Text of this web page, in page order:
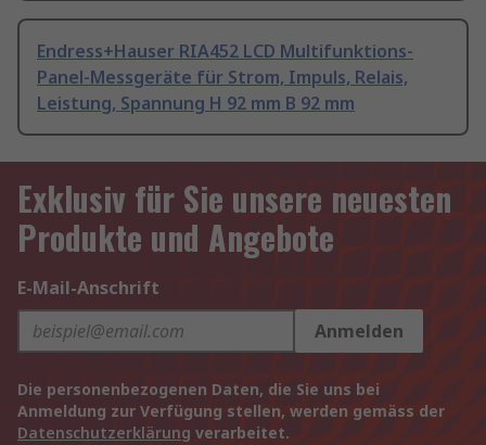
Endress+Hauser RIA452 LCD Multifunktions-
Panel-Messgeräte für Strom, Impuls, Relais,
Leistung, Spannung H 92 mm B 92 mm
Exklusiv für Sie unsere neuesten
Produkte und Angebote
E-Mail-Anschrift
Anmelden
Die personenbezogenen Daten, die Sie uns bei
Anmeldung zur Verfügung stellen, werden gemäss der
Datenschutzerklärung verarbeitet.